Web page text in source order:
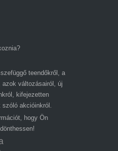
teendőkről, a
azok változásairól, új
kifejezetten
akcióinkról.
hogy Ön